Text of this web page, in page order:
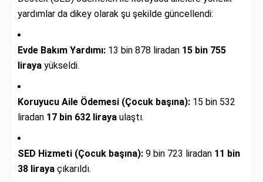
yardımlar da dikey olarak şu şekilde güncellendi:
Evde Bakım Yardımı: 13 bin 878 liradan 15 bin 755
liraya yükseldi.
Koruyucu Aile Ödemesi (Çocuk başına): 15 bin 532
liradan 17 bin 632 liraya ulaştı.
SED Hizmeti (Çocuk başına): 9 bin 723 liradan 11 bin
38 liraya çıkarıldı.